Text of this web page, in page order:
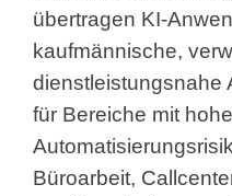
übertragen KI-
kaufmännische,
dienstleistungsnahe
für Bereiche mit
Büroarbeit,